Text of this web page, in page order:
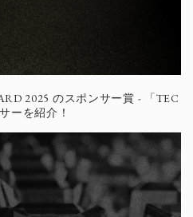
2025 のスポンサー賞 - 「TEC
ーを紹介！